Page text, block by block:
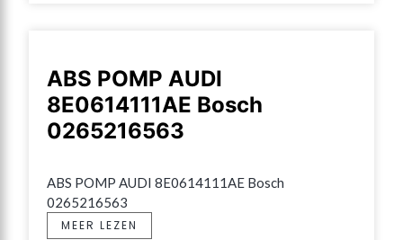
ABS POMP AUDI
8E0614111AE Bosch
0265216563
ABS POMP AUDI 8E0614111AE Bosch
0265216563
MEER LEZEN